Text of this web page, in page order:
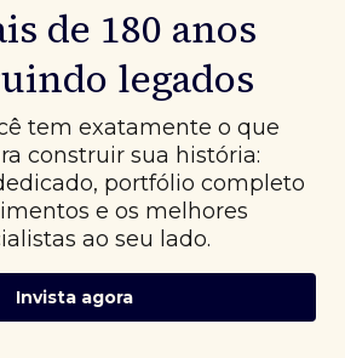
de 180 anos
legados
tem exatamente o que
construir sua história:
portfólio completo
e os melhores
ao seu lado.
Invista agora